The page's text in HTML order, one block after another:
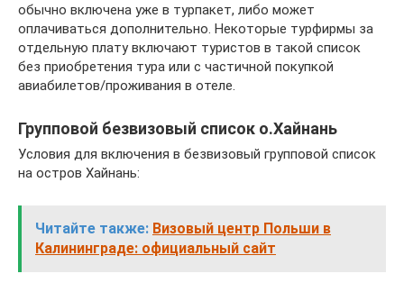
обычно включена уже в турпакет, либо может
оплачиваться дополнительно. Некоторые турфирмы за
отдельную плату включают туристов в такой список
без приобретения тура или с частичной покупкой
авиабилетов/проживания в отеле.
Групповой безвизовый список о.Хайнань
Условия для включения в безвизовый групповой список
на остров Хайнань:
Читайте также: Визовый центр Польши в
Калининграде: официальный сайт